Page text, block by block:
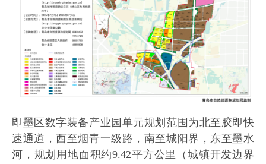
即墨区数字装备产业园单元规划范围为北至胶即快
速通道，西至烟青一级路，南至城阳界，东至墨水
河，规划用地面积约9.42平方公里（城镇开发边界